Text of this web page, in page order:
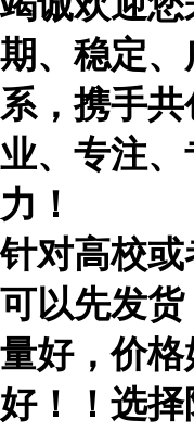
期、稳定
系，携手
业、专注
力！
针对高校或
可以先发
量好，价
好！！选